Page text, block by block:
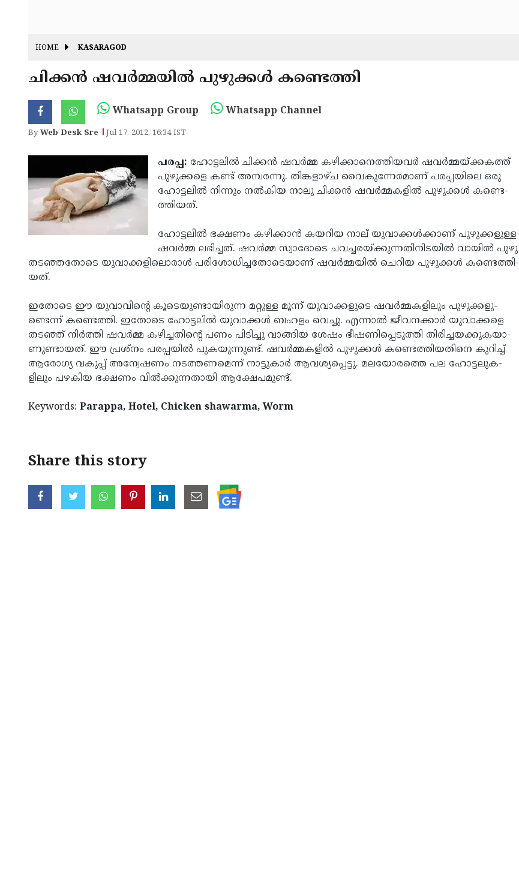
HOME KASARAGOD
ചിക്കന്‍ ഷവര്‍മ്മ­യില്‍ പുഴു­ക്കള്‍ ക­ണ്ടെത്തി
Whatsapp Group Whatsapp Channel
ByWeb Desk Sre Jul 17, 2012, 16:34 IST
പരപ്പ: ഹോട്ട­ലില്‍ ചിക്കന്‍ ഷവര്‍മ്മ കഴി­ക്കാ­നെ­ത്തി­യ­വര്‍ ഷവര്‍മ്മ­യ്ക്ക­കത്ത്
പുഴു­ക്കളെ കണ്ട് അമ്പ­ര­ന്നു. തി­ങ്ക­ളാഴ്ച വൈകു­ന്നേ­ര­മാണ് പര­പ്പ­യിലെ ഒരു
ഹോട്ട­ലില്‍ നിന്നും നല്‍കിയ നാലു ചിക്കന്‍ ഷവര്‍മ്മ­ക­ളില്‍ പുഴു­ക്കള്‍ കണ്ടെ­
ത്തി­യ­ത്.
ഹോട്ട­ലില്‍ ഭക്ഷണം കഴി­ക്കാന്‍ കയ­റിയ നാല് യുവാ­ക്കള്‍ക്കാണ് പുഴു­ക്ക­ളുള്ള
ഷവര്‍മ്മ ലഭി­ച്ച­ത്. ഷവര്‍മ്മ സ്വാദോടെ ചവ­ച്ച­ര­യ്ക്കു­ന്ന­തി­നി­ട­യില്‍ വായില്‍ പുഴു
തട­ഞ്ഞ­തോടെ യുവാ­ക്ക­ളി­ലൊ­രാള്‍ പരി­ശോ­ധി­ച്ച­തോ­ടെ­യാണ് ഷവര്‍മ്മ­യില്‍ ചെറിയ പുഴു­ക്കള്‍ കണ്ടെ­ത്തി­
യ­ത്.
ഇതോടെ ഈ യുവാ­വിന്റെ കൂടെ­യു­ണ്ടാ­യി­രുന്ന മറ്റുള്ള മൂന്ന് യുവാ­ക്ക­ളുടെ ഷവര്‍മ്മ­ക­ളിലും പുഴു­ക്ക­ളു­
ണ്ടെന്ന് കണ്ടെ­ത്തി. ഇതോടെ ഹോട്ട­ലില്‍ യുവാ­ക്കള്‍ ബഹളം വെച്ചു. എന്നാല്‍ ജീവ­ന­ക്കാര്‍ യുവാ­ക്കളെ
തടഞ്ഞ് നിര്‍ത്തി ഷവര്‍മ്മ കഴി­ച്ച­തിന്റെ പണം പിടിച്ചു വാങ്ങിയ ശേഷം ഭീഷ­ണി­പ്പെ­ടുത്തി തിരി­ച്ച­യ­ക്കു­ക­യാ­
ണു­ണ്ടാ­യ­ത്. ഈ പ്രശ്‌നം പര­പ്പ­യില്‍ പുക­യു­ന്നു­ണ്ട്. ഷവര്‍മ്മ­ക­ളില്‍ പുഴു­ക്കള്‍ കണ്ടെ­ത്തിയതിനെ കുറിച്ച്
ആരോഗ്യ വകുപ്പ് അന്വേ­ഷണം നട­ത്ത­ണ­മെന്ന് നാട്ടു­കാര്‍ ആവ­ശ്യ­പ്പെ­ട്ടു. മല­യോ­രത്തെ പല ഹോട്ട­ലു­ക­
ളിലും പഴ­കിയ ഭക്ഷണം വില്‍ക്കു­ന്ന­തായി ആക്ഷേ­പ­മു­ണ്ട്.
Keywords: Parappa, Hotel, Chicken shawarma, Worm
Share this story